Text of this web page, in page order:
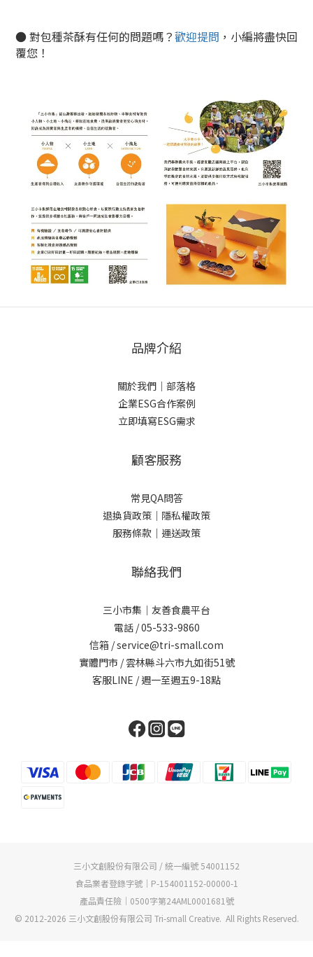
● 對包種茶酥有任何的問題嗎？歡迎提問 ，小編將盡快回
覆您！
品牌介紹
關於我們 ｜ 部落格
企業ESG合作案例
立即填寫ESG需求
顧客服務
常見QA問答
退換貨政策｜ 隱私權政策
服務條款｜ 運送政策
聯絡我們
三小市集｜友善食農平台
電話 / 05-533-9860
信箱 / service@tri-small.com
實體門市 / 雲林縣斗六市九如街51號
客服LINE / 週一至週五9-18點
三小文創股份有限公司 / 統一編號 54001152
食品業者登錄字號｜P-154001152-00000-1
產品責任險｜0500字第24AML0001681號
© 2012-2026 三小文創股份有限公司 Tri-small Creative. All Rights Reserved.